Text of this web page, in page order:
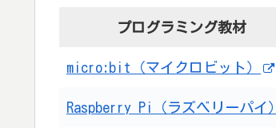
プログラミング教材
micro:bit（マイクロビット）
Raspberry Pi（ラズベリーパイ）